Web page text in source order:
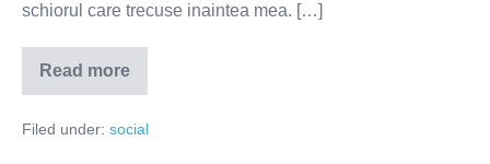
schiorul care trecuse inaintea mea. […]
Read more
Netul
bate
peisaj
Filed under: social